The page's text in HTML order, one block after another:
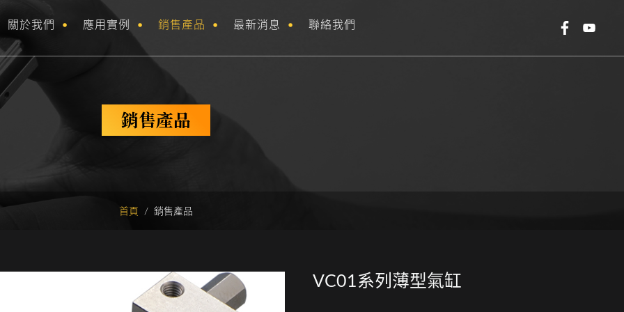
關於我們 應用實例 銷售產品 最新消息 聯絡我們
銷售產品
首頁 / 銷售產品
VC01系列薄型氣缸